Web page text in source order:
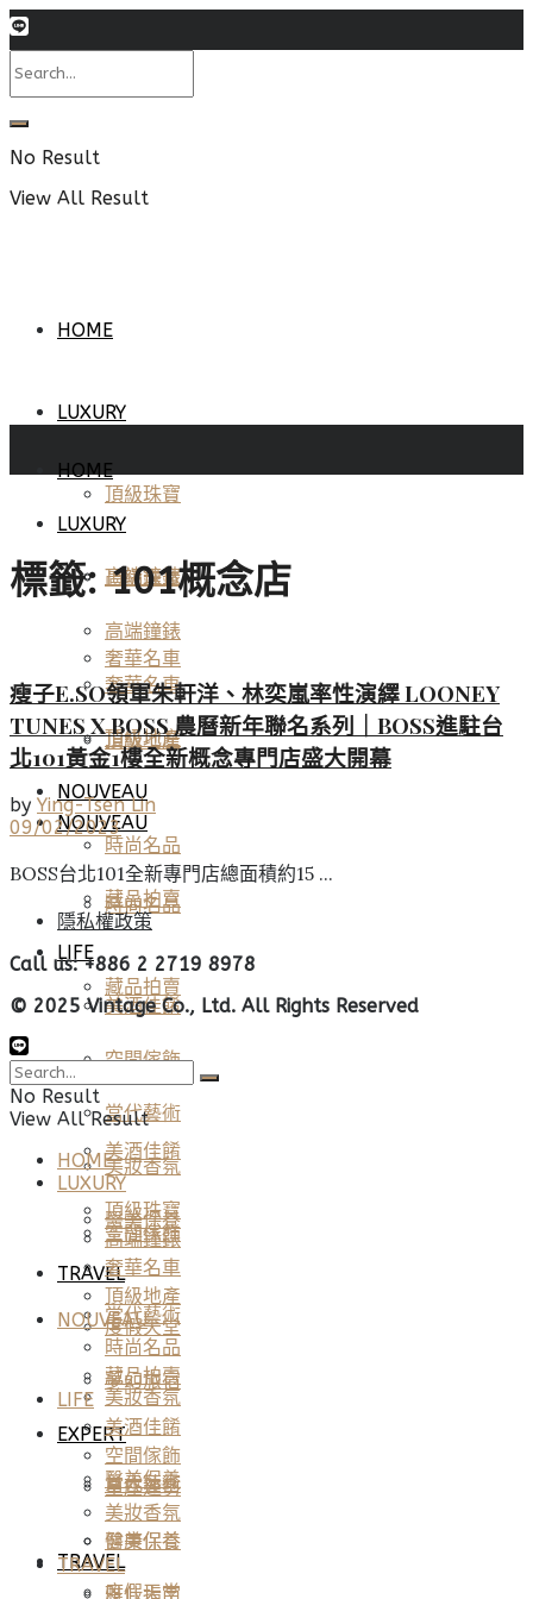
No Result
View All Result
HOME
LUXURY
頂級珠寶
高端鐘錶
奢華名車
頂級地產
NOUVEAU
時尚名品
藏品拍賣
LIFE
美酒佳餚
空間傢飾
當代藝術
美妝香氛
醫美保養
TRAVEL
HOME
LUXURY
頂級珠寶
高端鐘錶
奢華名車
頂級地產
NOUVEAU
時尚名品
藏品拍賣
LIFE
美酒佳餚
空間傢飾
當代藝術
美妝香氛
醫美保養
TRAVEL
度假天堂
夢幻旅宿
EXPERT
星座運勢
健康保養
標籤:101概念店
瘦子E.SO領軍朱軒洋、林奕嵐率性演繹 LOONEY
TUNES X BOSS 農曆新年聯名系列｜BOSS進駐台
北101黃金1樓全新概念專門店盛大開幕
by Ying-Tsen Lin
09/02/2023
BOSS台北101全新專門店總面積約15 ...
隱私權政策
Call us: +886 2 2719 8978
© 2025 Vintage Co., Ltd. All Rights Reserved
No Result
View All Result
HOME
LUXURY
頂級珠寶
高端鐘錶
奢華名車
頂級地產
NOUVEAU
時尚名品
藏品拍賣
LIFE
美酒佳餚
空間傢飾
當代藝術
美妝香氛
醫美保養
TRAVEL
度假天堂